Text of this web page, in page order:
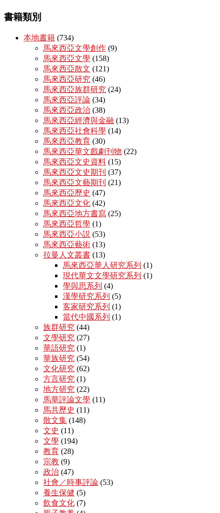
書籍類別
本地書籍 (734)
馬來西亞文學創作 (9)
馬來西亞文學 (158)
馬來西亞散文 (121)
馬來西亞研究 (46)
馬來西亞族群研究 (24)
馬來西亞評論 (34)
馬來西亞政治 (38)
馬來西亞經濟與金融 (13)
馬來西亞社會科學 (14)
馬來西亞教育 (30)
馬來西亞華文戲劇刊物 (22)
馬來西亞文史資料 (15)
馬來西亞文史期刊 (37)
馬來西亞文藝期刊 (21)
馬來西亞歷史 (47)
馬來西亞文化 (42)
馬來西亞地方書寫 (25)
馬來西亞哲學 (1)
馬來西亞小説 (53)
馬來西亞藝術 (13)
拉曼人文叢書 (13)
馬來西亞華人研究系列 (1)
現代華文文學研究系列 (1)
學與思系列 (4)
漢學研究系列 (5)
客家研究系列 (1)
當代中國系列 (1)
族群研究 (44)
文學研究 (27)
華語研究 (1)
華族研究 (54)
文化研究 (62)
方言研究 (1)
地方研究 (22)
馬華評論文學 (11)
馬共歷史 (11)
散文集 (148)
文史 (11)
文學 (194)
教育 (28)
宗教 (9)
政治 (47)
社會／時事評論 (53)
養生保健 (5)
飲食文化 (7)